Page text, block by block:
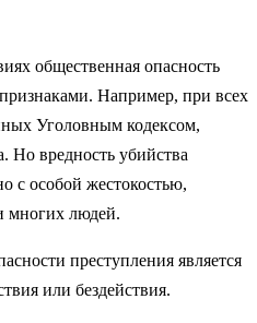
общественная опасность
Например, при всех
Уголовным кодексом,
Но вредность убийства
с особой жестокостью,
многих людей.
преступления является
или бездействия.